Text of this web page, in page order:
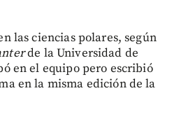
las ciencias polares, según
de la Universidad de
en el equipo pero escribió
en la misma edición de la